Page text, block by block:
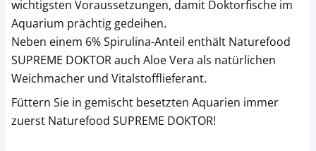
wichtigsten Voraussetzungen, damit Doktorfische im
Aquarium prächtig gedeihen.
Neben einem 6% Spirulina-Anteil enthält Naturefood
SUPREME DOKTOR auch Aloe Vera als natürlichen
Weichmacher und Vitalstofflieferant.
Füttern Sie in gemischt besetzten Aquarien immer
zuerst Naturefood SUPREME DOKTOR!